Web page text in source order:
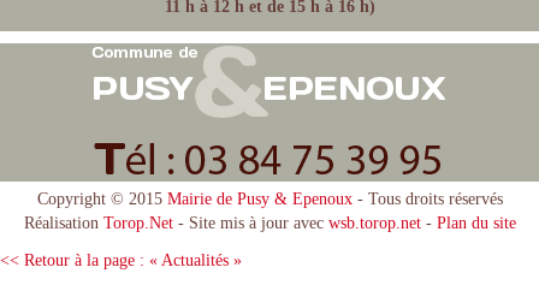
11 h à 12 h et de 15 h à 16 h)
Copyright © 2015 Mairie de Pusy & Epenoux- Tous droits réservés
Réalisation Torop.Net- Site mis à jour avec wsb.torop.net- Plan du site
<< Retour à la page : « Actualités »